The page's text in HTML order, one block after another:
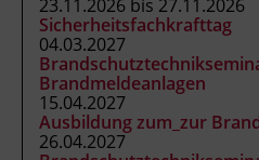
Hinweis
Für die schriftliche
mobiles Endgerät. Der
Ergänzung mit anderen
23.11.2026 bis 27.11.2026
Sicherheitsfachkrafttag
04.03.2027
Brandmeldeanlagen
15.04.2027
Ausbildung zum_zur
26.04.2027